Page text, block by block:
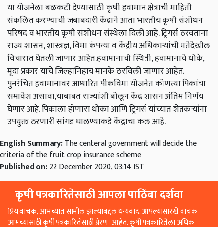
या योजनेला बळकटी देण्यासाठी कृषी हवामान क्षेत्राची माहिती
संकलित करण्याची जबाबदारी केंद्राने आता भारतीय कृषी संशोधन
परिषद व भारतीय कृषी संशोधन संस्थेला दिली आहे. ट्रिगर्स ठरवताना
राज्य शासन,शास्त्रज्ञ,विमा कंपन्या व केंद्रीय अधिकाऱ्यांची मतेदेखील
विचारात घेतली जाणार आहेत.हवामानाची स्थिती,हवामानाचे धोके,
मृदा प्रकार याचे जिल्हानिहाय मानके ठरविली जाणार आहेत.
पुनर्रचित हवामानावर आधारित पीकविमा योजनेत कोणत्या पिकांचा
समावेश असावा,याबाबत राज्यांशी बोलून केंद्र शासन अंतिम निर्णय
घेणार आहे. पिकाला होणारा धोका आणि ट्रिगर्स यांच्यात शेतकऱ्यांना
उपयुक्त ठरणारी सांगड घालण्याकडे केंद्राचा कल आहे.
English Summary:The centeral government will decide the
criteria of the fruit crop insurance scheme
Published on:22 December 2020, 03:14 IST
कृषी पत्रकारितेसाठी आपला पाठिंबा दर्शवा
प्रिय वाचक, आमच्यात सामील झाल्याबद्दल धन्यवाद. आपल्यासारखे वाचक
आमच्यासाठी कृषी पत्रकारितेसाठी प्रेरणा आहेत. कृषी पत्रकारितेला अधिक